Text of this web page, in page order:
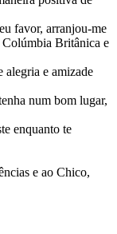
favor, arranjou-me
Britânica e
alegria e amizade
num bom lugar,
enquanto te
e ao Chico,